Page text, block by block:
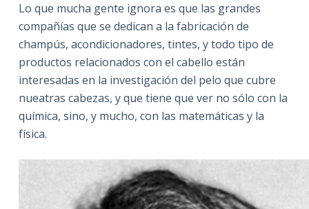
Lo que mucha gente ignora es que las grandes
compañías que se dedican a la fabricación de
champús, acondicionadores, tintes, y todo tipo de
productos relacionados con el cabello están
interesadas en la investigación del pelo que cubre
nueatras cabezas, y que tiene que ver no sólo con la
química, sino, y mucho, con las matemáticas y la
física.